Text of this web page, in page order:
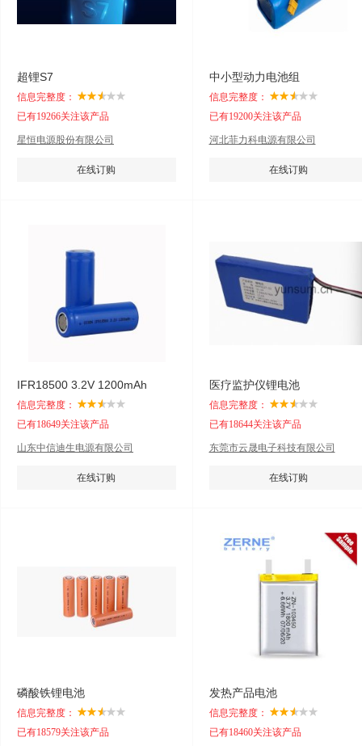
超锂S7
信息完整度：
已有19266关注该产品
星恒电源股份有限公司
在线订购
中小型动力电池组
信息完整度：
已有19200关注该产品
河北菲力科电源有限公司
在线订购
IFR18500 3.2V 1200mAh
信息完整度：
已有18649关注该产品
山东中信迪生电源有限公司
在线订购
医疗监护仪锂电池
信息完整度：
已有18644关注该产品
东莞市云晟电子科技有限公司
在线订购
磷酸铁锂电池
信息完整度：
已有18579关注该产品
发热产品电池
信息完整度：
已有18460关注该产品